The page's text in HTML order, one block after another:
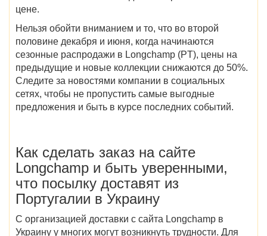
цене.
Нельзя обойти вниманием и то, что во второй
половине декабря и июня, когда начинаются
сезонные распродажи в Longchamp (PT), цены на
предыдущие и новые коллекции снижаются до 50%.
Следите за новостями компании в социальных
сетях, чтобы не пропустить самые выгодные
предложения и быть в курсе последних событий.
Как сделать заказ насайте
Longchamp и быть уверенными,
что посылку доставят из
Португалии в Украину
С организацией доставки с сайта Longchamp в
Украину у многих могут возникнуть трудности. Для